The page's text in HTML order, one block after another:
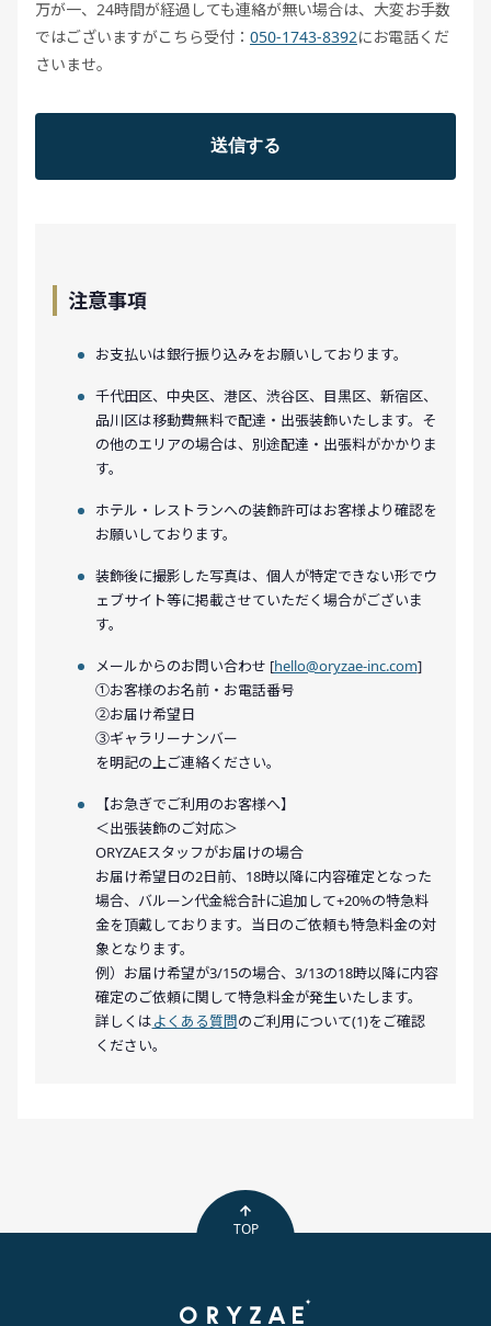
万が一、24時間が経過しても連絡が無い場合は、大変お手数
ではございますがこちら受付： 050-1743-8392にお電話くだ
さいませ。
注意事項
お支払いは銀行振り込みをお願いしております。
千代田区、中央区、港区、渋谷区、目黒区、新宿区、
品川区は移動費無料で配達・出張装飾いたします。そ
の他のエリアの場合は、別途配達・出張料がかかりま
す。
ホテル・レストランへの装飾許可はお客様より確認を
お願いしております。
装飾後に撮影した写真は、個人が特定できない形でウ
ェブサイト等に掲載させていただく場合がございま
す。
メールからのお問い合わせ [hello@oryzae-inc.com]
①お客様のお名前・お電話番号
②お届け希望日
③ギャラリーナンバー
を明記の上ご連絡ください。
【お急ぎでご利用のお客様へ】
＜出張装飾のご対応＞
ORYZAEスタッフがお届けの場合
お届け希望日の2日前、18時以降に内容確定となった
場合、バルーン代金総合計に追加して+20%の特急料
金を頂戴しております。当日のご依頼も特急料金の対
象となります。
例）お届け希望が3/15の場合、3/13の18時以降に内容
確定のご依頼に関して特急料金が発生いたします。
詳しくはよくある質問のご利用について(1)をご確認
ください。
TOP